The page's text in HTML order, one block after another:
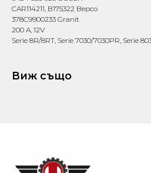
CAR114211, B175322 Bepco
378C9900233 Granit
200 A, 12V
Serie 8R/8RT, Serie 7030/7030PR, Serie
Виж също